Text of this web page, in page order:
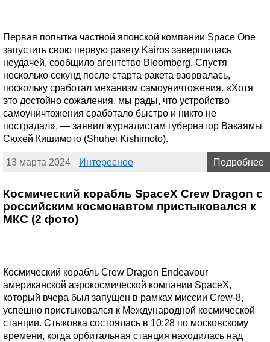
Первая попытка частной японской компании Space One
запустить свою первую ракету Kairos завершилась
неудачей, сообщило агентство Bloomberg. Спустя
несколько секунд после старта ракета взорвалась,
поскольку сработал механизм самоуничтожения. «Хотя
это достойно сожаления, мы рады, что устройство
самоуничтожения сработало быстро и никто не
пострадал», — заявил журналистам губернатор Вакаямы
Сюхей Кишимото (Shuhei Kishimoto).
13 марта 2024 Интересное Подробнее
Космический корабль SpaceX Crew Dragon с
российским космонавтом пристыковался к
МКС (2 фото)
Космический корабль Crew Dragon Endeavour
американской аэрокосмической компании SpaceX,
который вчера был запущен в рамках миссии Crew-8,
успешно пристыковался к Международной космической
станции. Стыковка состоялась в 10:28 по московскому
времени, когда орбитальная станция находилась над